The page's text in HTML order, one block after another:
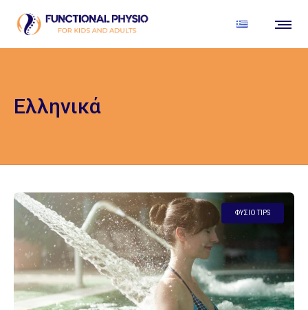
Ελληνικά
ΦΥΣΊΟ TIPS